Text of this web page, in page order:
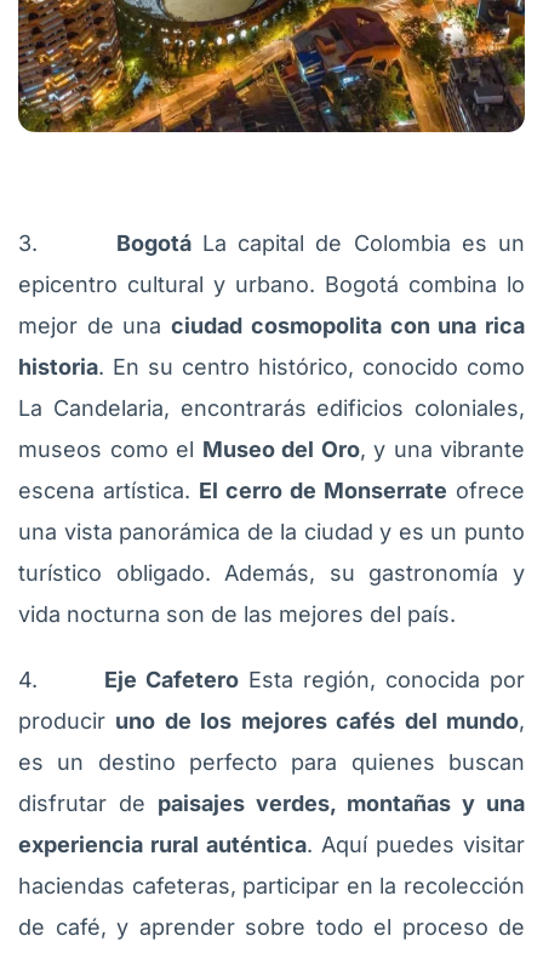
3. BogotáLa capital de Colombia es un
epicentro cultural y urbano. Bogotá combina lo
mejor de unaciudad cosmopolita con una rica
historia. En su centro histórico, conocido como
La Candelaria, encontrarás edificios coloniales,
museos como el Museo del Oro, y una vibrante
escena artística. El cerro de Monserrate ofrece
una vista panorámica de la ciudad y es un punto
turístico obligado. Además, su gastronomía y
vida nocturna son de las mejores del país.
4. Eje Cafetero Esta región, conocida por
producir uno de los mejores cafés del mundo,
es un destino perfecto para quienes buscan
disfrutar de paisajes verdes, montañas y una
experiencia rural auténtica. Aquí puedes visitar
haciendas cafeteras, participar en la recolección
de café, y aprender sobre todo el proceso de